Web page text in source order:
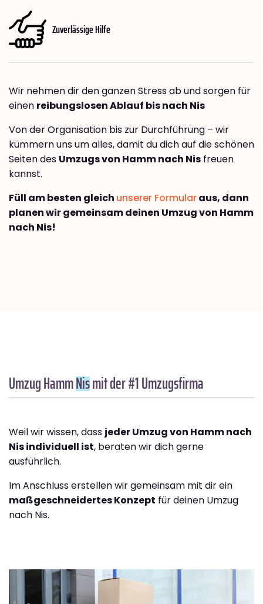
Zuverlässige Hilfe
Wir nehmen dir den ganzen Stress ab und sorgen für
einen reibungslosen Ablauf bis nach Nis
Von der Organisation bis zur Durchführung – wir
kümmern uns um alles, damit du dich auf die schönen
Seiten des Umzugs von Hamm nach Nis freuen
kannst.
Füll am besten gleich unserer Formularaus, dann
planen wir gemeinsam deinen Umzug von Hamm
nach Nis!
Umzug HammNismit der #1 Umzugsfirma
Weil wir wissen, dass jeder Umzug von Hamm nach
Nis individuell ist, beraten wir dich gerne
ausführlich.
Im Anschluss erstellen wir gemeinsam mit dir ein
maßgeschneidertes Konzept für deinen Umzug
nach Nis.